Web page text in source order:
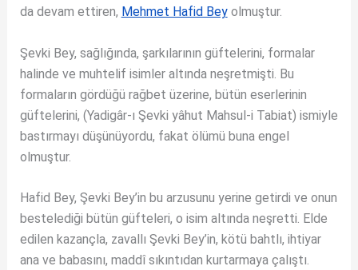
da devam ettiren, Mehmet Hafid Beyolmuştur.
Şevki Bey, sağlığında, şarkılarının güftelerini, formalar
halinde ve muhtelif isimler altında neşretmişti. Bu
formaların gördüğü rağbet üzerine, bütün eserlerinin
güftelerini, (Yadigâr-ı Şevki yâhut Mahsul-i Tabiat) ismiyle
bastırmayı düşünüyordu, fakat ölümü buna engel
olmuştur.
Hafid Bey, Şevki Bey’in bu arzusunu yerine getirdi ve onun
bestelediği bütün güfteleri, o isim altında neşretti. Elde
edilen kazançla, zavallı Şevki Bey’in, kötü bahtlı, ihtiyar
ana ve babasını, maddî sıkıntıdan kurtarmaya çalıştı.